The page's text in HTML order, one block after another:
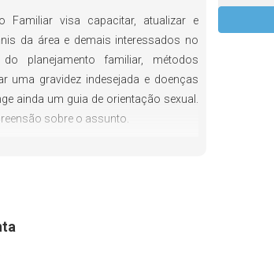
Familiar visa capacitar, atualizar e
da área e demais interessados no
planejamento familiar, métodos
uma gravidez indesejada e doenças
ainda um guia de orientação sexual.
sobre o assunto.